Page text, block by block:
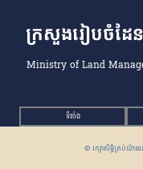
ក្រសួងរៀបចំដ
Ministry of Land
ទីតាំង
© រក្សាសិទ្ធិគ្រប់យ៉